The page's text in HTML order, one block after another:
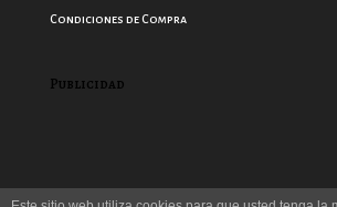
Condiciones de Compra
Publicidad